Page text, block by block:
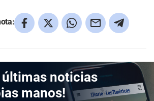
últimas noticias
manos!